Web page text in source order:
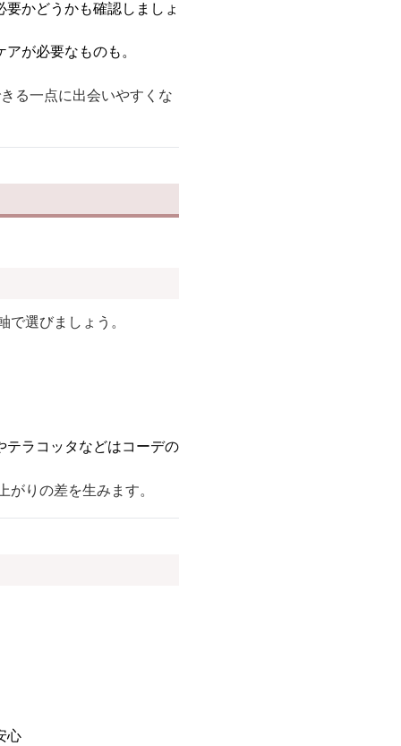
かどうかも確認しましょ
が必要なものも。
る一点に出会いやすくな
選びましょう。
テラコッタなどはコーデの
がりの差を生みます。
心